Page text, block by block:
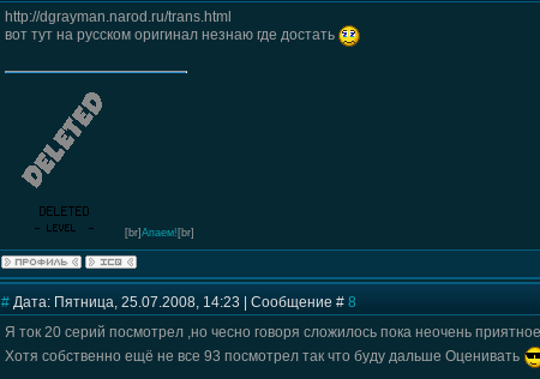
http://dgrayman.narod.ru/trans.html
вот тут на русском оригинал незнаю где достать
[br] Апаем! [br]
# Дата: Пятница, 25.07.2008, 14:23 | Сообщение # 8
Я ток 20 серий посмотрел ,но чесно говоря сложилось пока неочень
Хотя собственно ещё не все 93 посмотрел так что буду дальше Оценивать